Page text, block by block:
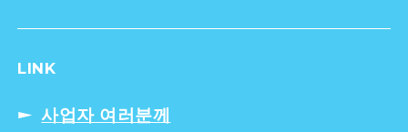
LINK
사업자 여러분께